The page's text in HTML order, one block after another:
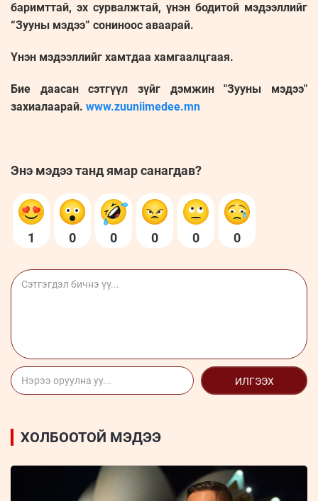
баримттай, эх сурвалжтай, үнэн бодитой мэдээллийг
“Зууны мэдээ” сониноос аваарай.
Үнэн мэдээллийг хамтдаа хамгаалцгаая.
Бие даасан сэтгүүл зүйг дэмжин "Зууны мэдээ"
захиалаарай. www.zuuniimedee.mn
Энэ мэдээ танд ямар санагдав?
1 0 0 0 0 0
ИЛГЭЭХ
ХОЛБООТОЙ МЭДЭЭ